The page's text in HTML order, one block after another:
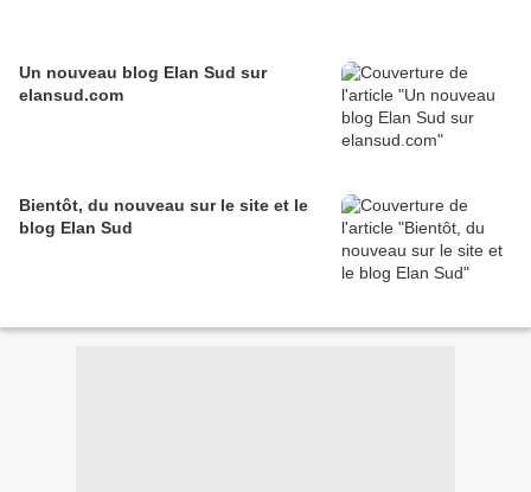
Un nouveau blog Elan Sud sur
elansud.com
Bientôt, du nouveau sur le site et le
blog Elan Sud